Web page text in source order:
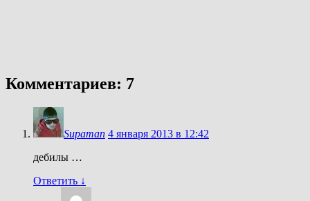
Комментариев: 7
Supaman 4 января 2013 в 12:42
дебилы …
Ответить ↓